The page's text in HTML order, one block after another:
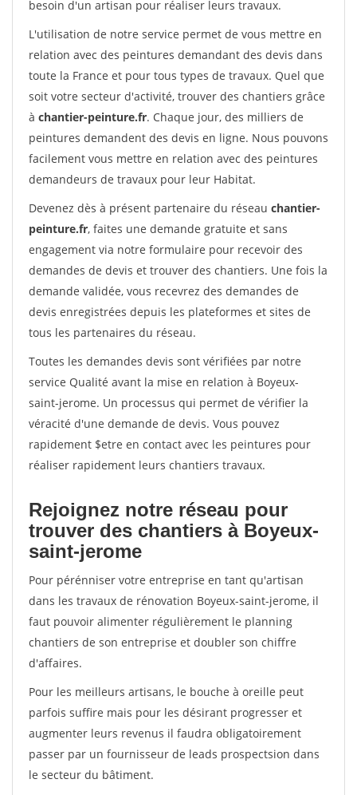
besoin d'un artisan pour réaliser leurs travaux.
L'utilisation de notre service permet de vous mettre en
relation avec des peintures demandant des devis dans
toute la France et pour tous types de travaux. Quel que
soit votre secteur d'activité, trouver des chantiers grâce
à chantier-peinture.fr. Chaque jour, des milliers de
peintures demandent des devis en ligne. Nous pouvons
facilement vous mettre en relation avec des peintures
demandeurs de travaux pour leur Habitat.
Devenez dès à présent partenaire du réseau chantier-
peinture.fr, faites une demande gratuite et sans
engagement via notre formulaire pour recevoir des
demandes de devis et trouver des chantiers. Une fois la
demande validée, vous recevrez des demandes de
devis enregistrées depuis les plateformes et sites de
tous les partenaires du réseau.
Toutes les demandes devis sont vérifiées par notre
service Qualité avant la mise en relation à Boyeux-
saint-jerome. Un processus qui permet de vérifier la
véracité d'une demande de devis. Vous pouvez
rapidement $etre en contact avec les peintures pour
réaliser rapidement leurs chantiers travaux.
Rejoignez notre réseau pour
trouver des chantiers à Boyeux-
saint-jerome
Pour pérénniser votre entreprise en tant qu'artisan
dans les travaux de rénovation Boyeux-saint-jerome, il
faut pouvoir alimenter régulièrement le planning
chantiers de son entreprise et doubler son chiffre
d'affaires.
Pour les meilleurs artisans, le bouche à oreille peut
parfois suffire mais pour les désirant progresser et
augmenter leurs revenus il faudra obligatoirement
passer par un fournisseur de leads prospectsion dans
le secteur du bâtiment.